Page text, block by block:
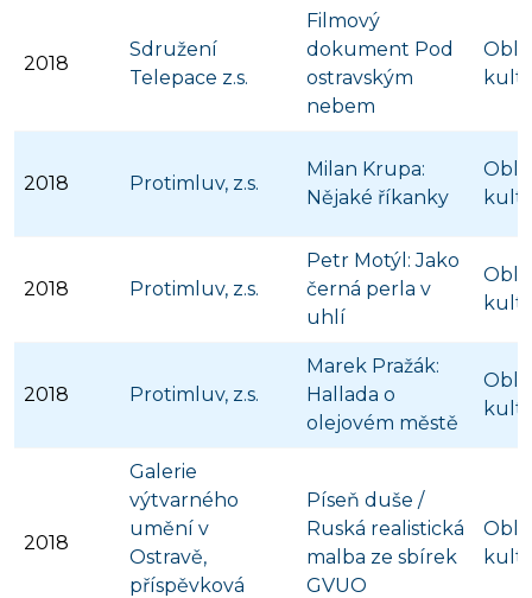
2018
Sdružení
Telepace z.s.
Filmový
dokument Pod
ostravským
nebem
2018 Protimluv, z.s.
Milan Krupa:
Nějaké říkanky
2018 Protimluv, z.s.
Petr Motýl: Jako
černá perla v
uhlí
2018 Protimluv, z.s.
Marek Pražák:
Hallada o
olejovém městě
2018
Galerie
výtvarného
umění v
Ostravě,
příspěvková
Píseň duše /
Ruská realistická
malba ze sbírek
GVUO